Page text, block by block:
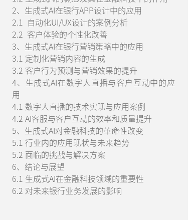
2、生成式AI在银行APP设计中的应用
2.1 自动化UI/UX设计的案例分析
2.2 客户体验的个性化改善
3、生成式AI在银行营销策略中的应用
3.1 定制化营销内容的生成
3.2 客户行为预测与营销效果的提升
4、生成式AI在数字人直播与客户互动中的应
用
4.1 数字人直播的技术实现与应用案例
4.2 AI客服与客户互动的效率和质量提升
5、生成式AI对金融科技的革命性改变
5.1 行业内的应用现状与未来趋势
5.2 面临的挑战与解决方案
6、结论与展望
6.1 生成式AI在金融科技领域的重要性
6.2 对未来银行业务发展的影响